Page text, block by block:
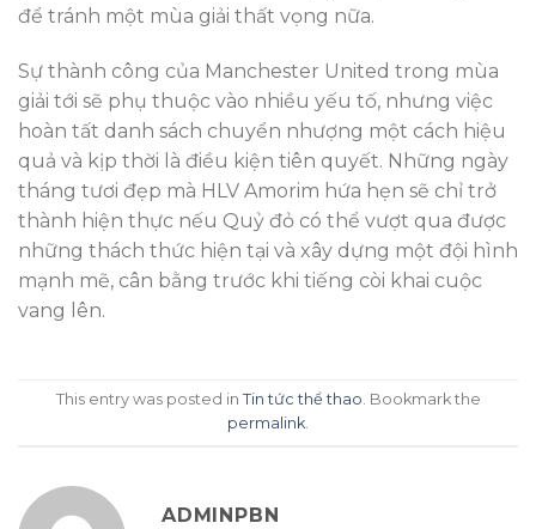
để tránh một mùa giải thất vọng nữa.
Sự thành công của Manchester United trong mùa
giải tới sẽ phụ thuộc vào nhiều yếu tố, nhưng việc
hoàn tất danh sách chuyển nhượng một cách hiệu
quả và kịp thời là điều kiện tiên quyết. Những ngày
tháng tươi đẹp mà HLV Amorim hứa hẹn sẽ chỉ trở
thành hiện thực nếu Quỷ đỏ có thể vượt qua được
những thách thức hiện tại và xây dựng một đội hình
mạnh mẽ, cân bằng trước khi tiếng còi khai cuộc
vang lên.
This entry was posted in Tin tức thể thao. Bookmark the
permalink.
ADMINPBN